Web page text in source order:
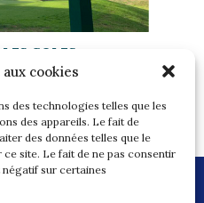
cookies
des technologies telles que les
des appareils. Le fait de
des données telles que le
site. Le fait de ne pas consentir
sur certaines
GOLFS